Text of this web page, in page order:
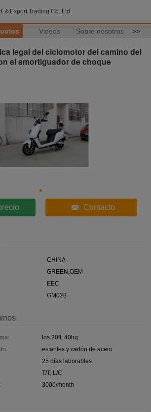
＆Export Trading Co.,Ltd.
Videos Sobre nosotros >>
legal del ciclomotor del camino del
el amortiguador de choque
Contacto
CHINA
GREEN,OEM
EEC
GM028
los 20ft; 40hq
estantes y cartón de acero
25 días laborables
T/T, L/C
3000/month